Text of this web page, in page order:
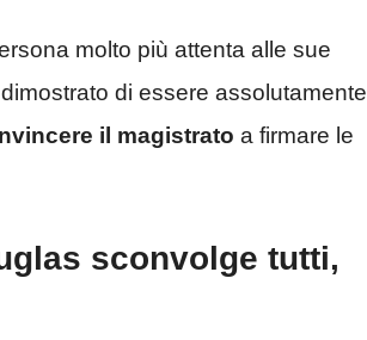
molto più attenta alle sue
di essere assolutamente
il magistrato a firmare le
sconvolge tutti,